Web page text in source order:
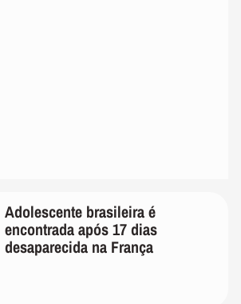
Adolescente brasileira é
encontrada após 17 dias
desaparecida na França